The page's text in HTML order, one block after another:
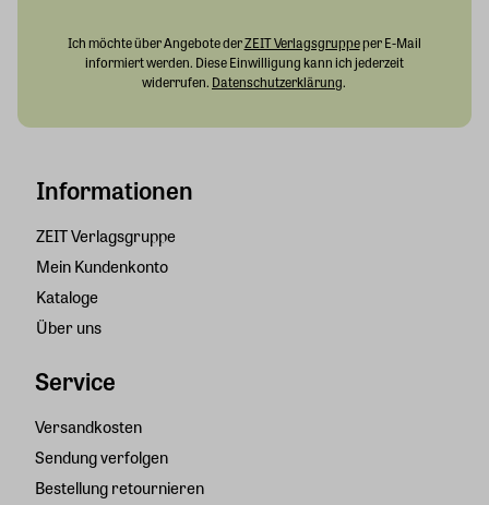
Informationen
ZEIT Verlagsgruppe
Mein Kundenkonto
Kataloge
Über uns
Service
Versandkosten
Sendung verfolgen
Bestellung retournieren
Ich möchte über Angebote derZEIT Verlagsgruppeper E-Mail
informiert werden. Diese Einwilligung kann ich jederzeit
widerrufen. Datenschutzerklärung.